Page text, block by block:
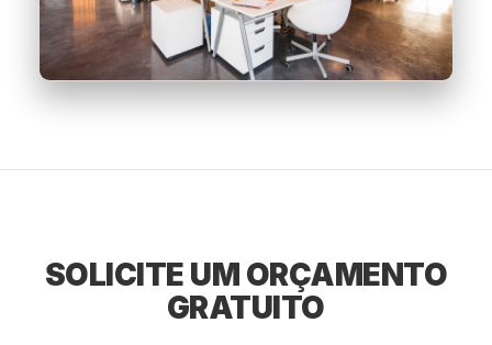
SOLICITE UM ORÇAMENTO
GRATUITO